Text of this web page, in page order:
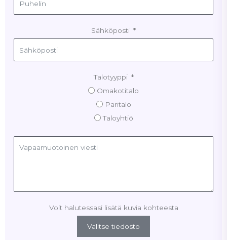
Sähköposti
Talotyyppi
Omakotitalo
Paritalo
Taloyhtiö
Voit halutessasi lisätä kuvia kohteesta
Valitse tiedosto